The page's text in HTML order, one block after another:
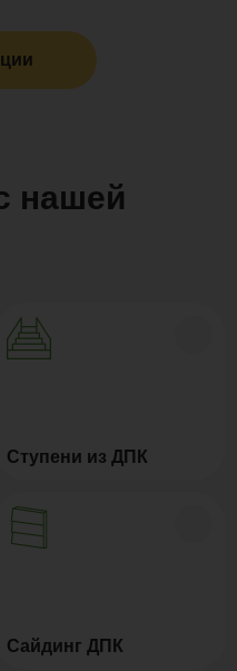
нашей
Ступени из ДПК
Сайдинг ДПК